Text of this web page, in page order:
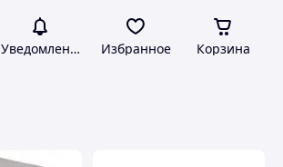
Уведомления Избранное Корзина